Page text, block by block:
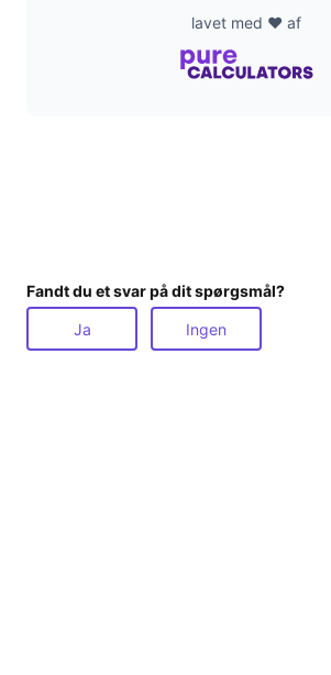
lavet med ❤️ af
Fandt du et svar på dit spørgsmål?
Ja Ingen